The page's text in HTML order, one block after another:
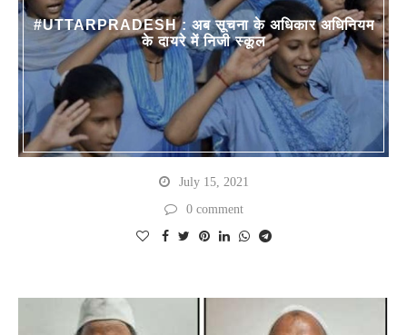
#UTTARPRADESH : अब सूचना के अधिकार अधिनियम
के दायरे में निजी स्कूल
July 15, 2021
0 comment